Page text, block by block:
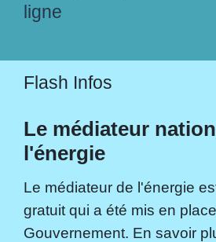
ligne
Flash Infos
Le médiateur
l'énergie
Le médiateur de l'énergie
gratuit qui a été mis en
Gouvernement. En savoir